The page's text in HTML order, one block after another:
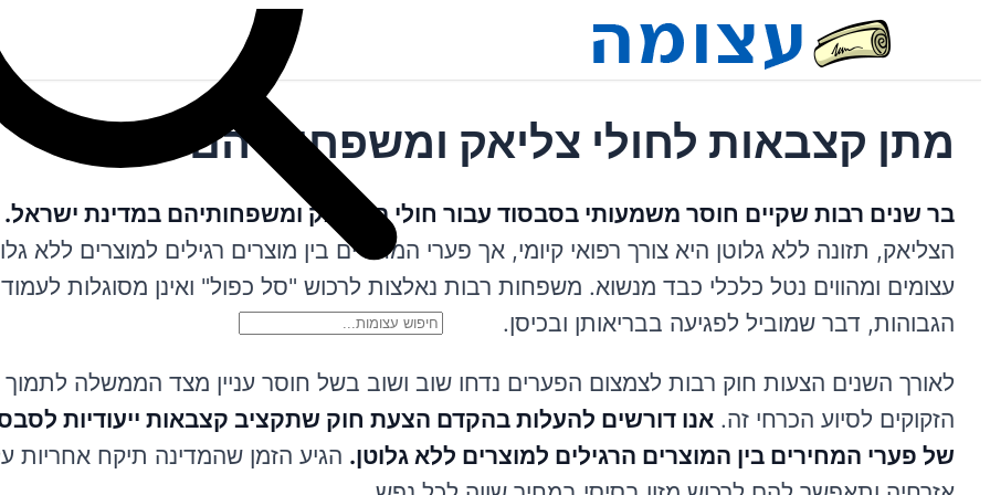
מתן קצבאות לחולי צליאק ומשפחותיהם
בר שנים רבות שקיים חוסר משמעותי בסבסוד עבור חולי הצליאק ומשפחותיהם במדינת ישראל.
הצליאק, תזונה ללא גלוטן היא צורך רפואי קיומי, אך פערי המחירים בין מוצרים רגילים למוצרים ללא
עצומים ומהווים נטל כלכלי כבד מנשוא. משפחות רבות נאלצות לרכוש "סל כפול" ואינן מסוגלות לעמוד
הגבוהות, דבר שמוביל לפגיעה בבריאותן ובכיסן.
לאורך השנים הצעות חוק רבות לצמצום הפערים נדחו שוב ושוב בשל חוסר עניין מצד הממשלה לתמוך
הזקוקים לסיוע הכרחי זה. אנו דורשים להעלות בהקדם הצעת חוק שתקציב קצבאות ייעודיות
של פערי המחירים בין המוצרים הרגילים למוצרים ללא גלוטן. הגיע הזמן שהמדינה תיקח אחריות